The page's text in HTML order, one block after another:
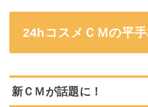
24hコスメＣＭの平
新ＣＭが話題に！